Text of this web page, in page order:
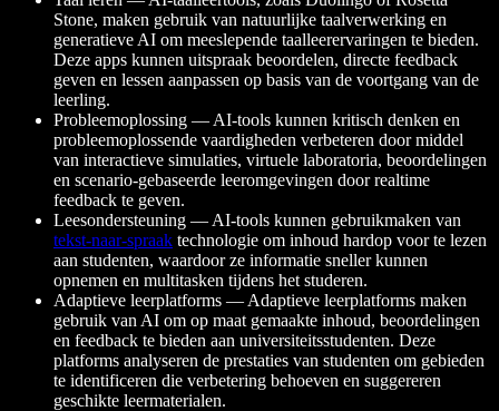
Stone, maken gebruik van natuurlijke taalverwerking en
generatieve AI om meeslepende taalleerervaringen te bieden.
Deze apps kunnen uitspraak beoordelen, directe feedback
geven en lessen aanpassen op basis van de voortgang van de
leerling.
Probleemoplossing — AI-tools kunnen kritisch denken en
probleemoplossende vaardigheden verbeteren door middel
van interactieve simulaties, virtuele laboratoria, beoordelingen
en scenario-gebaseerde leeromgevingen door realtime
feedback te geven.
Leesondersteuning — AI-tools kunnen gebruikmaken van
tekst-naar-spraak technologie om inhoud hardop voor te lezen
aan studenten, waardoor ze informatie sneller kunnen
opnemen en multitasken tijdens het studeren.
Adaptieve leerplatforms — Adaptieve leerplatforms maken
gebruik van AI om op maat gemaakte inhoud, beoordelingen
en feedback te bieden aan universiteitsstudenten. Deze
platforms analyseren de prestaties van studenten om gebieden
te identificeren die verbetering behoeven en suggereren
geschikte leermaterialen.